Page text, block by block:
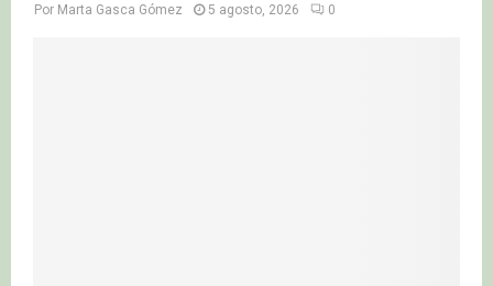
Por Marta Gasca Gómez 5 agosto, 2026 0